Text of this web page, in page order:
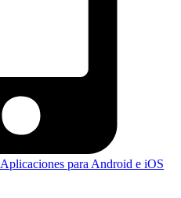
Aplicaciones para Android e iOS